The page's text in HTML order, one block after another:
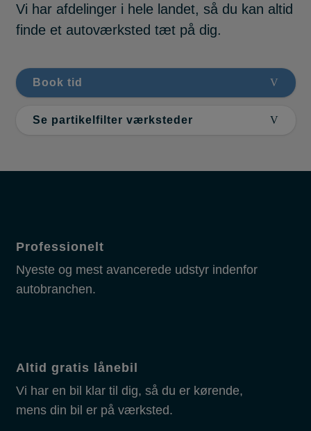
Vi har afdelinger i hele landet, så du kan altid
finde et autoværksted tæt på dig.
Book tid
Se partikelfilter værksteder
Professionelt
Nyeste og mest avancerede udstyr indenfor
autobranchen.
Altid gratis lånebil
Vi har en bil klar til dig, så du er kørende,
mens din bil er på værksted.